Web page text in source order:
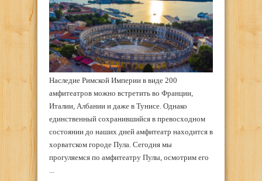
Наследие Римской Империи в виде 200
амфитеатров можно встретить во Франции,
Италии, Албании и даже в Тунисе. Однако
единственный сохранившийся в превосходном
состоянии до наших дней амфитеатр находится в
хорватском городе Пула. Сегодня мы
прогуляемся по амфитеатру Пулы, осмотрим его